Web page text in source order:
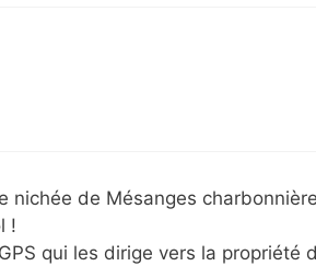
nichée de Mésanges
!
qui les dirige vers la propriété